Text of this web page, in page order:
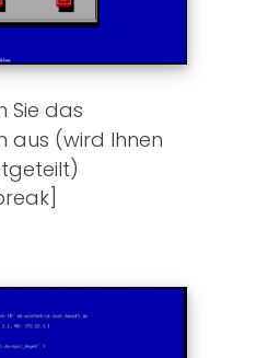
Sie das
aus (wird Ihnen